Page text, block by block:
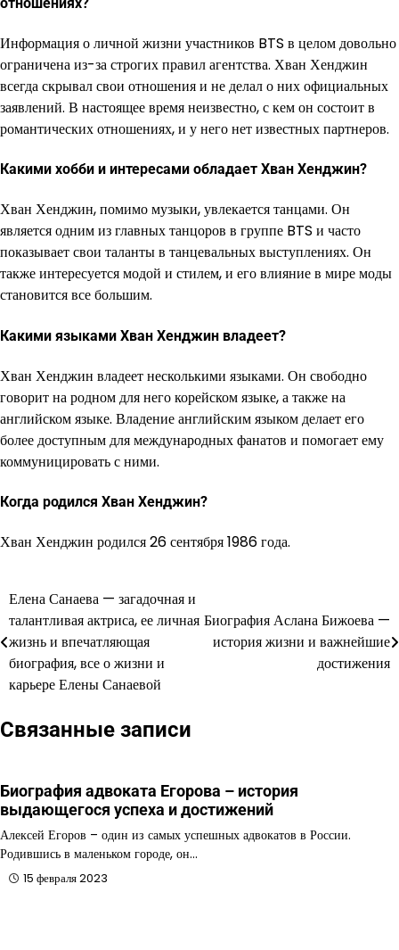
Информация о личной жизни участников BTS в целом довольно
ограничена из-за строгих правил агентства. Хван Хенджин
всегда скрывал свои отношения и не делал о них официальных
заявлений. В настоящее время неизвестно, с кем он состоит в
романтических отношениях, и у него нет известных партнеров.
Какими хобби и интересами обладает Хван Хенджин?
Хван Хенджин, помимо музыки, увлекается танцами. Он
является одним из главных танцоров в группе BTS и часто
показывает свои таланты в танцевальных выступлениях. Он
также интересуется модой и стилем, и его влияние в мире моды
становится все большим.
Какими языками Хван Хенджин владеет?
Хван Хенджин владеет несколькими языками. Он свободно
говорит на родном для него корейском языке, а также на
английском языке. Владение английским языком делает его
более доступным для международных фанатов и помогает ему
коммуницировать с ними.
Когда родился Хван Хенджин?
Хван Хенджин родился 26 сентября 1986 года.
Навигация
по
записям
Елена Санаева — загадочная и
талантливая актриса, ее личная
жизнь и впечатляющая
биография, все о жизни и
карьере Елены Санаевой
Биография Аслана Бижоева —
история жизни и важнейшие
достижения
Связанные записи
Биография адвоката Егорова – история
выдающегося успеха и достижений
Алексей Егоров – один из самых успешных адвокатов в России.
Родившись в маленьком городе, он…
15 февраля 2023